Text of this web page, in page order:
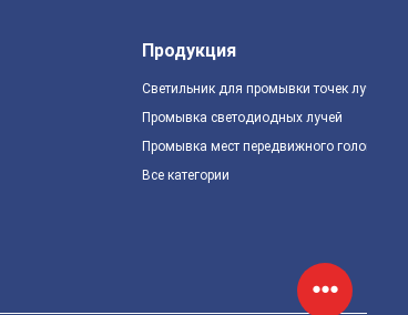
Продукция
Светильник для промывки точек луча
Промывка светодиодных лучей
Промывка мест передвижного головного
Все категории